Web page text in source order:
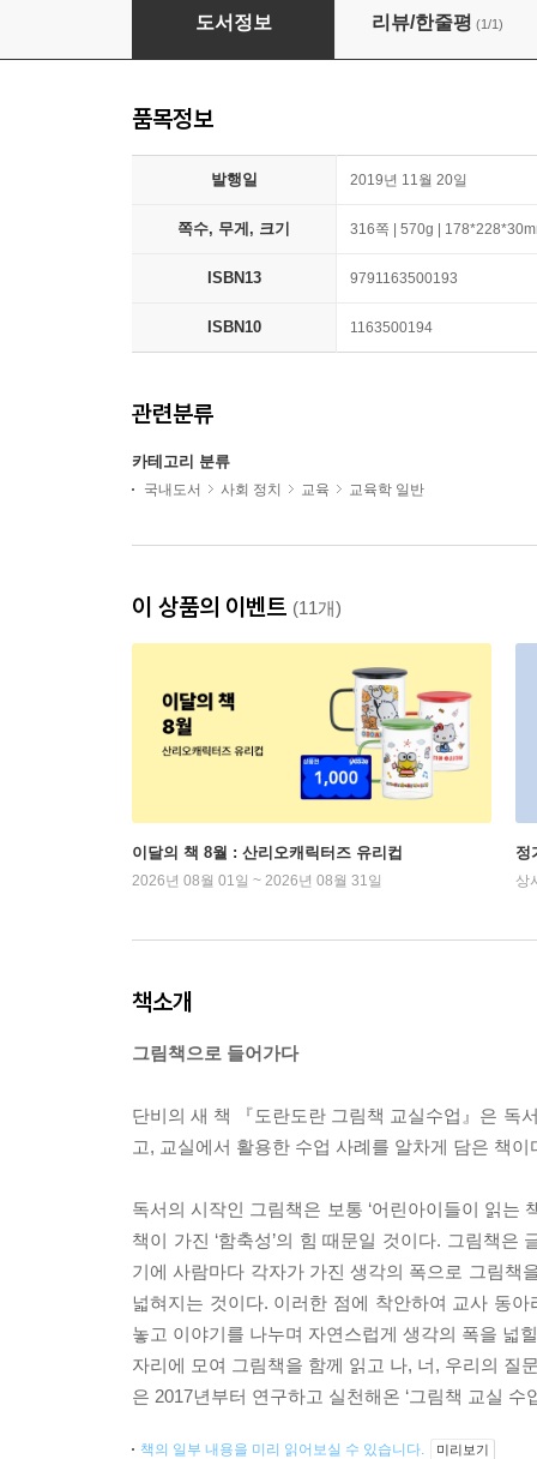
도란도란 그림책 교실 수업
도서정보 리뷰/한줄평 (1/1)
품목정보
발행일 2019년 11월 20일
쪽수, 무게, 크기 316쪽 | 570g |
ISBN13 9791163500193
ISBN10 1163500194
관련분류
카테고리 분류
국내도서 사회 정치 교육 교육학 일반
이 상품의 이벤트 (11개)
이달의 책 8월 : 산리오캐릭터즈 유리컵
2026년 08월 01일 ~ 2026년 08월 31일
정
상
책소개
그림책으로 들어가다
단비의 새 책 『도란도란 그림책 교실수업』은 독
고, 교실에서 활용한 수업 사례를 알차게 담은 책이
독서의 시작인 그림책은 보통 ‘어린아이들이 읽는
책이 가진 ‘함축성’의 힘 때문일 것이다. 그림책
기에 사람마다 각자가 가진 생각의 폭으로 그림책
넓혀지는 것이다. 이러한 점에 착안하여 교사 동
놓고 이야기를 나누며 자연스럽게 생각의 폭을 넓
자리에 모여 그림책을 함께 읽고 나, 너, 우리의 질
은 2017년부터 연구하고 실천해온 ‘그림책 교실 수
책의 일부 내용을 미리 읽어보실 수 있습니다. 미리보기